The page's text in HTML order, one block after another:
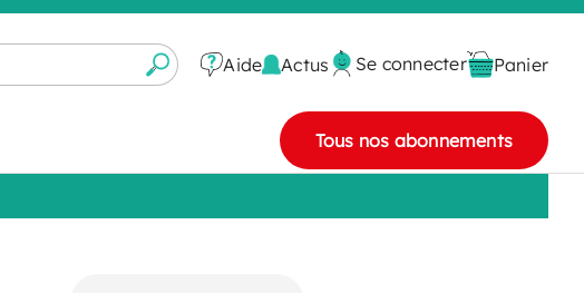
Aide Actus Se connecter Panier
Tous nos abonnements